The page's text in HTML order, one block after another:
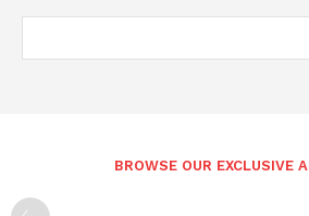
BROWSE OUR EXCLUSIVE